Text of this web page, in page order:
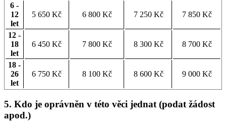
6 -
12
let
5 650 Kč 6 800 Kč 7 250 Kč 7 850 Kč
12 -
18
let
6 450 Kč 7 800 Kč 8 300 Kč 8 700 Kč
18 -
26
let
6 750 Kč 8 100 Kč 8 600 Kč 9 000 Kč
5. Kdo je oprávněn v této věci jednat (podat žádost
apod.)